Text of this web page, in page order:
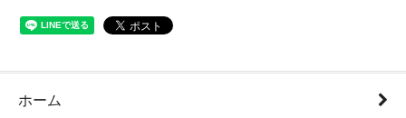
ホーム